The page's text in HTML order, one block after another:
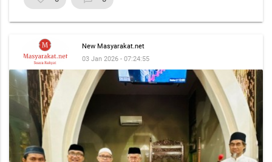
New Masyarakat.net
03 Jan 2026 - 07:24:55